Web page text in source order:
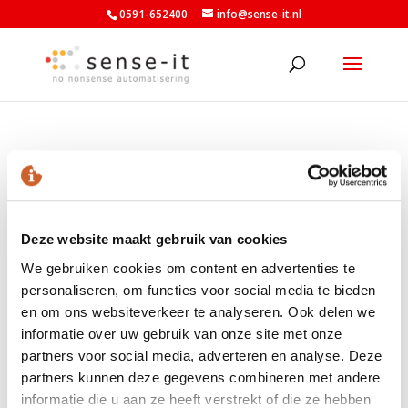
Deze website maakt gebruik van cookies
We gebruiken cookies om content en advertenties te
personaliseren, om functies voor social media te bieden
en om ons websiteverkeer te analyseren. Ook delen we
informatie over uw gebruik van onze site met onze
partners voor social media, adverteren en analyse. Deze
partners kunnen deze gegevens combineren met andere
informatie die u aan ze heeft verstrekt of die ze hebben
0591-652400 info@sense-it.nl
autodoc
LAATSTE NIEUWS
Nieuwe minimumuurlonen per 1 juli beschikbaar in